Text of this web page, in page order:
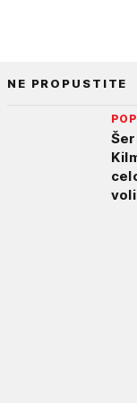
NE PROPUSTITE